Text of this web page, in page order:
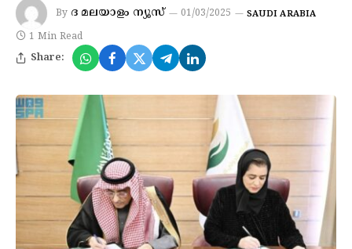
By ദ മലയാളം ന്യൂസ് 01/03/2025 SAUDI ARABIA
1 Min Read
Share: